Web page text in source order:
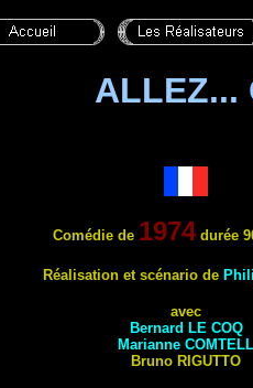
ALLEZ...
Comédie de 1974durée
Réalisation et scénario de
avec
Bernard LE COQ
Marianne COMTELL
Bruno RIGUTTO